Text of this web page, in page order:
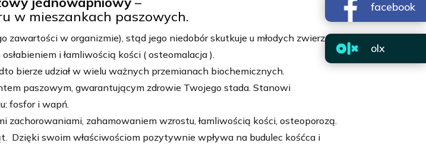
w mieszankach paszowych.
zawartości w organizmie), stąd jego niedobór skutkuje u młodych zwierząt
i łamliwością kości ( osteomalacja ).
bierze udział w wielu ważnych przemianach biochemicznych.
paszowym, gwarantującym zdrowie Twojego stada. Stanowi
fosfor i wapń.
zahamowaniem wzrostu, łamliwością kości, osteoporozą.
swoim właściwościom pozytywnie wpływa na budulec kośćca i
facebook
olx